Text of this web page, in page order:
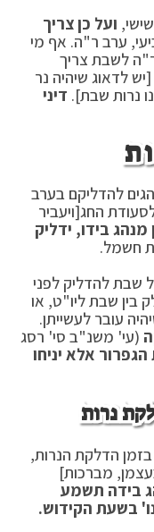
ועל כן צריך
ערב ר"ה. אף מי
לשבת צריך
לדאוג שיהיה נר
דיני
להדליקם בערב
החג[ויעביר
מנהג בידו, ידליק
חשמל.
שבת להדליק לפני
בין שבת ליו"ט, או
עובר לעשייתן.
(עי' משנ"ב סי' רסג
אלא יניחו
נרות
בזמן הדלקת הנרות,
מברכות]
בידה תשמע
בשעת הקידוש.